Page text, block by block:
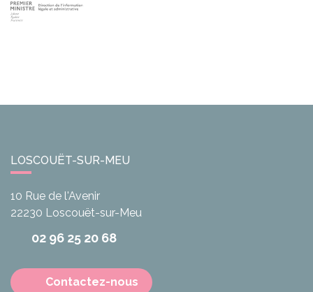
LOSCOUËT-SUR-MEU
10 Rue de l'Avenir
22230 Loscouët-sur-Meu
02 96 25 20 68
Contactez-nous